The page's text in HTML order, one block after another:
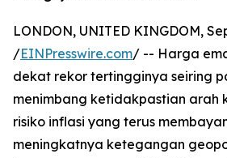
LONDON, UNITED KINGDOM,
/EINPresswire.com/ -- Harga
dekat rekor tertingginya seiring
menimbang ketidakpastian arah
risiko inflasi yang terus
meningkatnya ketegangan